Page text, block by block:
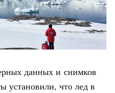
данных и снимков
установили, что лед в